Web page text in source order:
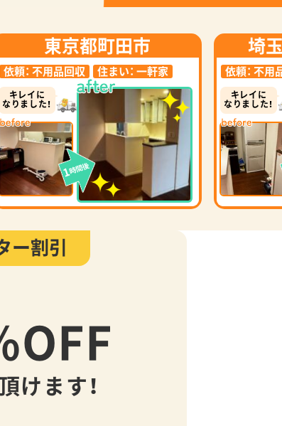
東京都町田市
依頼： 不用品回収 住まい： 一軒家
キレイに
なりました！
1時間後
埼
依頼： 不用
キレイに
なりました！
ー割引
OFF
けます！